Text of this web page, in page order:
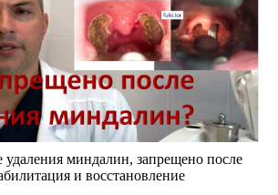
удаления миндалин, запрещено после
и восстановление